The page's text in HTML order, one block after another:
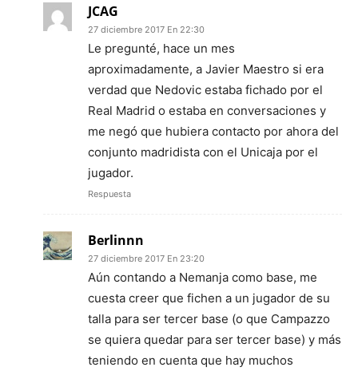
JCAG
27 diciembre 2017 En 22:30
Le pregunté, hace un mes
aproximadamente, a Javier Maestro si era
verdad que Nedovic estaba fichado por el
Real Madrid o estaba en conversaciones y
me negó que hubiera contacto por ahora del
conjunto madridista con el Unicaja por el
jugador.
Respuesta
Berlinnn
27 diciembre 2017 En 23:20
Aún contando a Nemanja como base, me
cuesta creer que fichen a un jugador de su
talla para ser tercer base (o que Campazzo
se quiera quedar para ser tercer base) y más
teniendo en cuenta que hay muchos